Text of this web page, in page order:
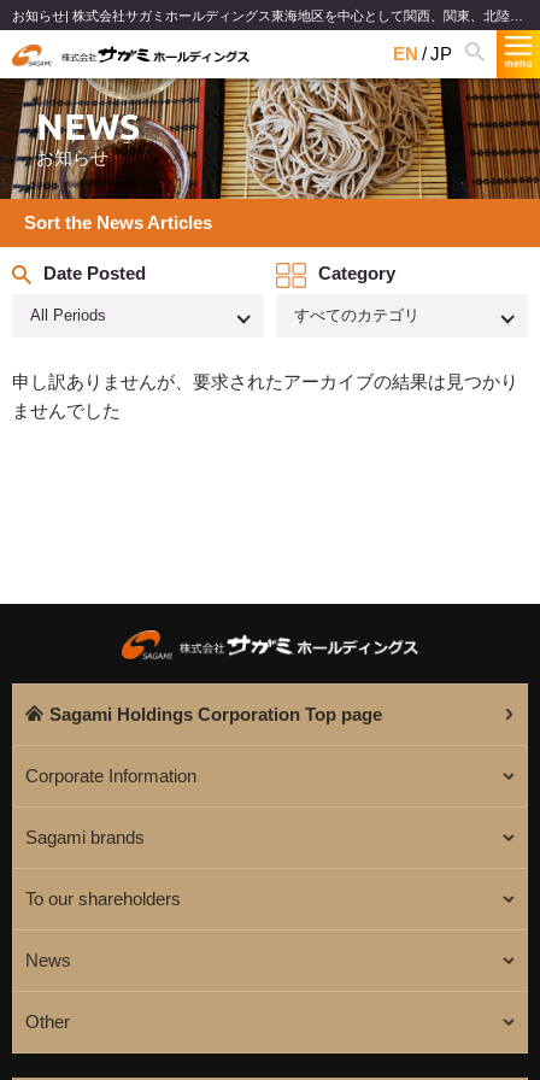
EN JP
NEWS
お知らせ
Sort the News Articles
Date Posted
All Periods
Category
すべてのカテゴリ
申し訳ありませんが、要求されたアーカイブの結果は見つかり
ませんでした
Sagami Holdings Corporation Top page
Corporate Information
Sagami brands
To our shareholders
News
Other